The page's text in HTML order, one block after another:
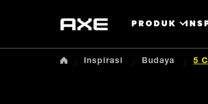
PRODUK
Inspirasi Budaya 5